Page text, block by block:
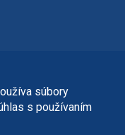
súbory
s používaním
Všetky práva